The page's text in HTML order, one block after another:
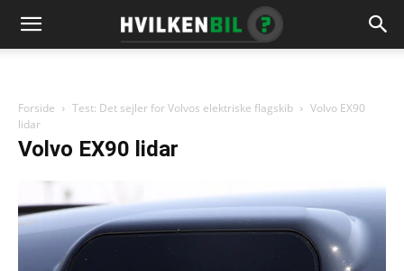
Forside Test: Det sejler for Volvos elektriske flagskib
Volvo EX90
lidar
Volvo EX90 lidar